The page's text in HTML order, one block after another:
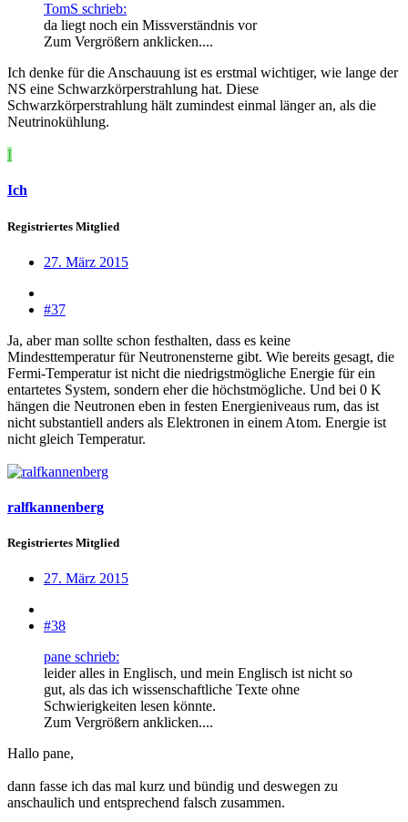
TomS schrieb:
da liegt noch ein Missverständnis vor
Zum Vergrößern anklicken....
Ich denke für die Anschauung ist es erstmal wichtiger, wie lange der
NS eine Schwarzkörperstrahlung hat. Diese
Schwarzkörperstrahlung hält zumindest einmal länger an, als die
Neutrinokühlung.
I
Ich
Registriertes Mitglied
27. März 2015
#37
Ja, aber man sollte schon festhalten, dass es keine
Mindesttemperatur für Neutronensterne gibt. Wie bereits gesagt, die
Fermi-Temperatur ist nicht die niedrigstmögliche Energie für ein
entartetes System, sondern eher die höchstmögliche. Und bei 0 K
hängen die Neutronen eben in festen Energieniveaus rum, das ist
nicht substantiell anders als Elektronen in einem Atom. Energie ist
nicht gleich Temperatur.
ralfkannenberg
Registriertes Mitglied
27. März 2015
#38
pane schrieb:
leider alles in Englisch, und mein Englisch ist nicht so
gut, als das ich wissenschaftliche Texte ohne
Schwierigkeiten lesen könnte.
Zum Vergrößern anklicken....
Hallo pane,
dann fasse ich das mal kurz und bündig und deswegen zu
anschaulich und entsprechend falsch zusammen.